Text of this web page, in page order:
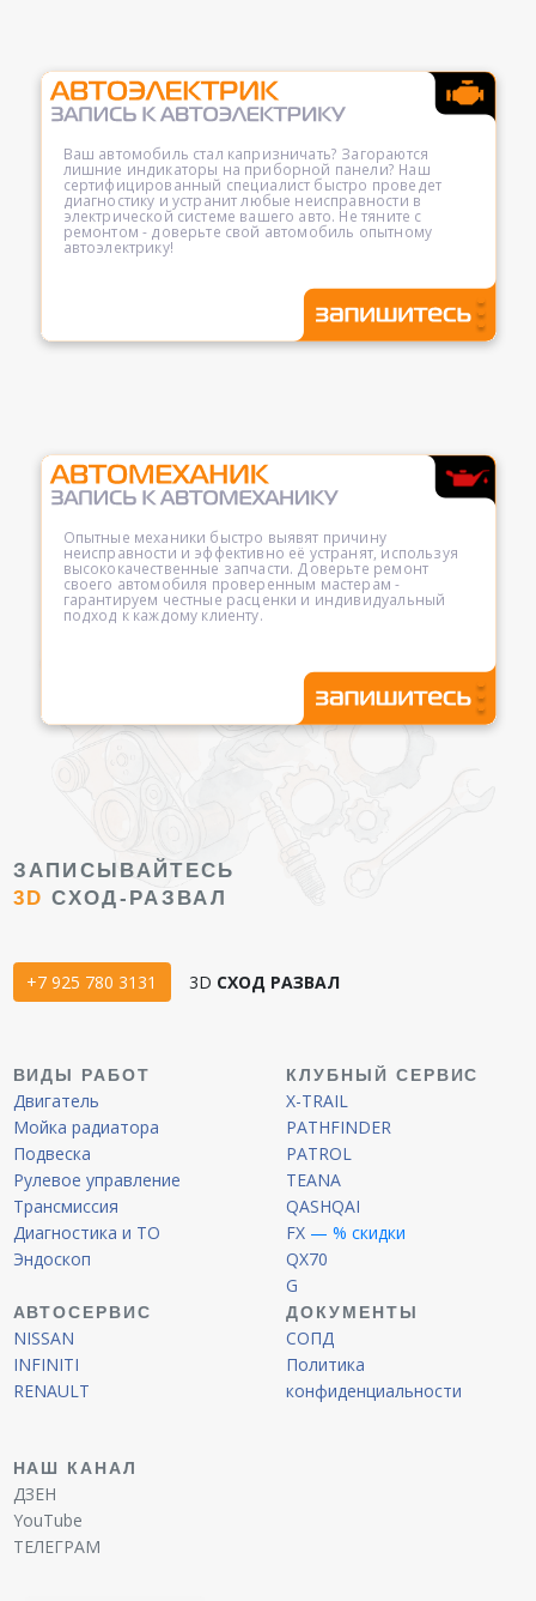
Ваш автомобиль стал капризничать? Загораются
лишние индикаторы на приборной панели? Наш
сертифицированный специалист быстро проведет
диагностику и устранит любые неисправности в
электрической системе вашего авто. Не тяните с
ремонтом - доверьте свой автомобиль опытному
автоэлектрику!
Опытные механики быстро выявят причину
неисправности и эффективно её устранят, используя
высококачественные запчасти. Доверьте ремонт
своего автомобиля проверенным мастерам -
гарантируем честные расценки и индивидуальный
подход к каждому клиенту.
ЗАПИСЫВАЙТЕСЬ
3D СХОД-РАЗВАЛ
+7 925 780 3131 3D СХОД РАЗВАЛ
ВИДЫ РАБОТ
Двигатель
Мойка радиатора
Подвеска
Рулевое управление
Трансмиссия
Диагностика и ТО
Эндоскоп
КЛУБНЫЙ СЕРВИС
X-TRAIL
PATHFINDER
PATROL
TEANA
QASHQAI
FX — % скидки
QX70
G
АВТОСЕРВИС
NISSAN
INFINITI
RENAULT
ДОКУМЕНТЫ
СОПД
Политика
конфиденциальности
НАШ КАНАЛ
ДЗЕН
YouTube
ТЕЛЕГРАМ